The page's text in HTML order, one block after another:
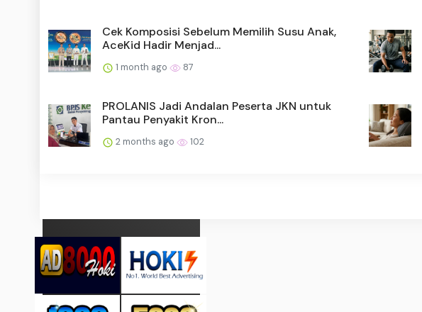
Cek Komposisi Sebelum Memilih Susu Anak,
AceKid Hadir Menjad...
1 month ago 87
PROLANIS Jadi Andalan Peserta JKN untuk
Pantau Penyakit Kron...
2 months ago 102